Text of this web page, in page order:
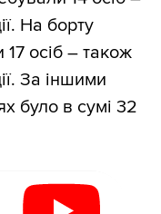
На борту
осіб – також
За іншими
було в сумі 32